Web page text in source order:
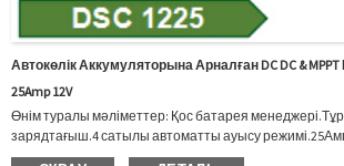
Автокөлік Аккумуляторына Арналған DC DC &
25Amp 12V
Өнім туралы мәліметтер: Қос батарея
зарядтағыш.4 сатылы автоматты ауысу
MPPT Күн зарядтау құрылғысы күрделі MPPT (Максимум